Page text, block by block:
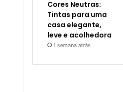
Cores Neutras:
Tintas para uma
casa elegante,
leve e acolhedora
1 semana atrás